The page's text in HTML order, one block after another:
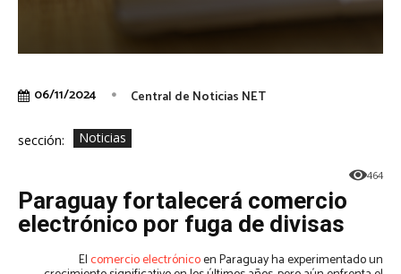
06/11/2024 Central de Noticias NET
sección: Noticias
464
Paraguay fortalecerá comercio
electrónico por fuga de divisas
Elcomercio electrónicoen Paraguay ha experimentado un